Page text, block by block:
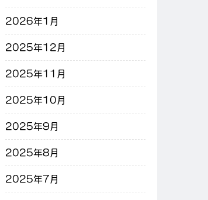
2026年1月
2025年12月
2025年11月
2025年10月
2025年9月
2025年8月
2025年7月